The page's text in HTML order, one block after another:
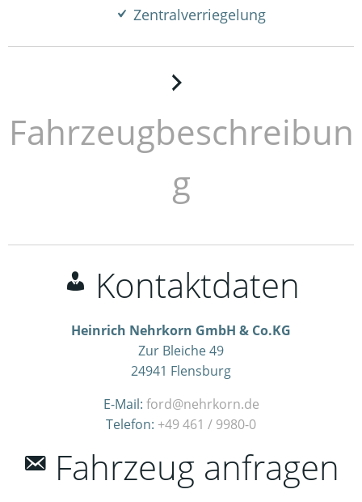
Zentralverriegelung
Fahrzeugbeschreibun
g
Kontaktdaten
Heinrich Nehrkorn GmbH & Co.KG
Zur Bleiche 49
24941 Flensburg
E-Mail: ford@nehrkorn.de
Telefon: +49 461 / 9980-0
Fahrzeug anfragen